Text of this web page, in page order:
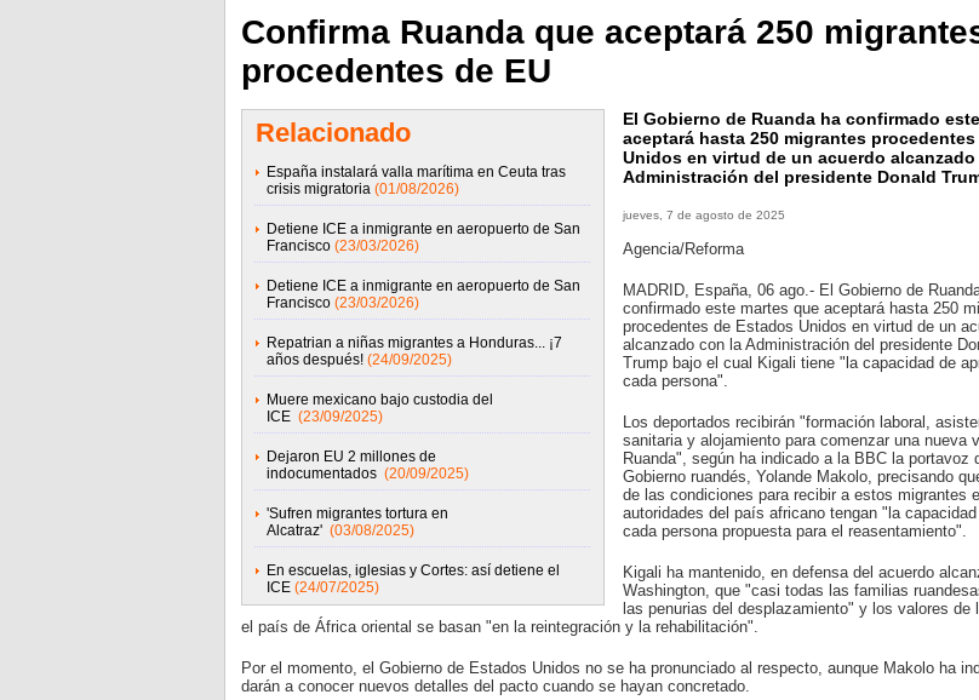
Confirma Ruanda que aceptará 250
procedentes de EU
Relacionado
España instalará valla marítima en Ceuta tras
crisis migratoria (01/08/2026)
Detiene ICE a inmigrante en aeropuerto de San
Francisco (23/03/2026)
Detiene ICE a inmigrante en aeropuerto de San
Francisco (23/03/2026)
Repatrian a niñas migrantes a Honduras... ¡7
años después! (24/09/2025)
Muere mexicano bajo custodia del
ICE (23/09/2025)
Dejaron EU 2 millones de
indocumentados (20/09/2025)
'Sufren migrantes tortura en
Alcatraz' (03/08/2025)
En escuelas, iglesias y Cortes: así detiene el
ICE (24/07/2025)
El Gobierno de Ruanda ha confirmado
aceptará hasta 250 migrantes
Unidos en virtud de un acuerdo
Administración del presidente Donald
jueves, 7 de agosto de 2025
Agencia/Reforma
MADRID, España, 06 ago.- El Gobierno de
confirmado este martes que aceptará hasta 250
procedentes de Estados Unidos en virtud de un
alcanzado con la Administración del presidente
Trump bajo el cual Kigali tiene "la capacidad de
cada persona".
Los deportados recibirán "formación laboral,
sanitaria y alojamiento para comenzar una nueva
Ruanda", según ha indicado a la BBC la portavoz
Gobierno ruandés, Yolande Makolo, precisando
de las condiciones para recibir a estos migrantes
autoridades del país africano tengan "la
cada persona propuesta para el reasentamiento".
Kigali ha mantenido, en defensa del acuerdo
Washington, que "casi todas las familias
las penurias del desplazamiento" y los valores de
el país de África oriental se basan "en la reintegración y la rehabilitación".
Por el momento, el Gobierno de Estados Unidos no se ha pronunciado al respecto, aunque Makolo ha
darán a conocer nuevos detalles del pacto cuando se hayan concretado.